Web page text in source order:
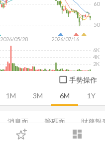
dashboard
登入
1M 3M 6M 1Y
2026/05/28 2026/07/16
50
60
2K
4K
6K
手勢操作
消息面 籌碼面 財務報